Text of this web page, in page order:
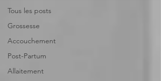
Tous les posts
Grossesse
Accouchement
Post-Partum
Allaitement